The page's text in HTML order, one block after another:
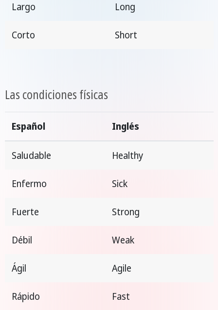
Largo Long
Corto Short
Las condiciones físicas
Español Inglés
Saludable Healthy
Enfermo Sick
Fuerte Strong
Débil Weak
Ágil Agile
Rápido Fast